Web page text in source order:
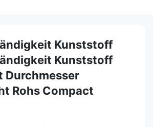
Kunststoff
Kunststoff
Durchmesser
Rohs Compact